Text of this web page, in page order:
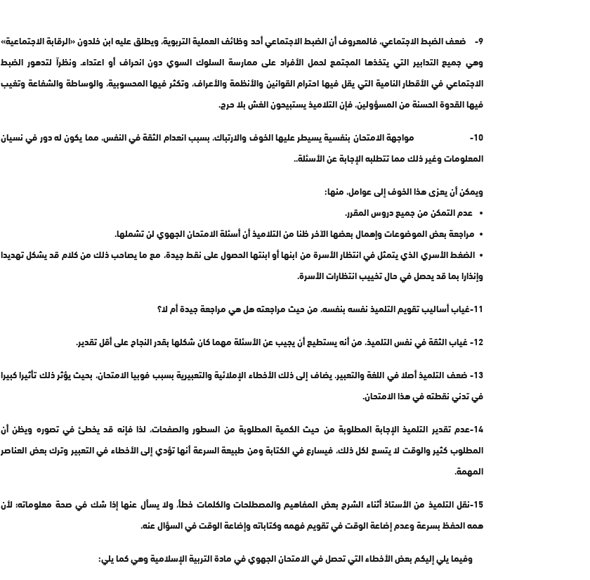
9- ضعف الضبط الاجتماعي، فالمعروف أن الضبط الاجتماعي أحد وظائف العملية التربوية، ويطلق عليه ابن خلدون «الرقابة الاجتماعية»
وهي جميع التدابير التي يتخذها المجتمع لحمل الأفراد على ممارسة السلوك السوي دون انحراف أو اعتداء. ونظراً لتدهور الضبط
الاجتماعي في الأقطار النامية التي يقل فيها احترام القوانين والأنظمة والأعراف، وتكثر فيها المحسوبية، والوساطة والشفاعة وتغيب
فيها القدوة الحسنة من المسؤولين، فإن التلاميذ يستبيحون الغش بلا حرج.
10- مواجهة الامتحان بنفسية يسيطر عليها الخوف والارتباك، بسبب انعدام الثقة في النفس، مما يكون له دور في نسيان
المعلومات وغير ذلك مما تتطلبه الإجابة عن الأسئلة..
ويمكن أن يعزى هذا الخوف إلى عوامل، منها:
• عدم التمكن من جميع دروس المقرر.
• مراجعة بعض الموضوعات وإهمال بعضها الآخر ظنا من التلاميذ أن أسئلة الامتحان الجهوي لن تشملها.
• الضغط الأسري الذي يتمثل في انتظار الأسرة من ابنها أو ابنتها الحصول على نقط جيدة، مع ما يصاحب ذلك من كلام قد يشكل تهديدا
وإنذارا بما قد يحصل في حال تخييب انتظارات الأسرة.
11-غياب أساليب تقويم التلميذ نفسه بنفسه، من حيث مراجعته هل هي مراجعة جيدة أم لا؟
12- غياب الثقة في نفس التلميذ، من أنه يستطيع أن يجيب عن الأسئلة مهما كان شكلها بقدر النجاح على أقل تقدير.
13- ضعف التلميذ أصلا في اللغة والتعبير. يضاف إلى ذلك الأخطاء الإملائية والتعبيرية بسبب فوبيا الامتحان، بحيث يؤثر ذلك تأثيرا كبيرا
في تدني نقطته في هذا الامتحان.
14-عدم تقدير التلميذ الإجابة المطلوبة من حيث الكمية المطلوبة من السطور والصفحات، لذا فإنه قد يخطئ في تصوره ويظن أن
المطلوب كثير والوقت لا يتسع لكل ذلك، فيسارع في الكتابة ومن طبيعة السرعة أنها تؤدي إلى الأخطاء في التعبير وترك بعض العناصر
المهمة.
15-نقل التلميذ من الأستاذ أثناء الشرح بعض المفاهيم والمصطلحات والكلمات خطأ، ولا يسأل عنها إذا شك في صحة معلوماته؛ لأن
همه الحفظ بسرعة وعدم إضاعة الوقت في تقويم فهمه وكتاباته وإضاعة الوقت في السؤال عنه.
وفيما يلي إليكم بعض الأخطاء التي تحصل في الامتحان الجهوي في مادة التربية الإسلامية وهي كما يلي: